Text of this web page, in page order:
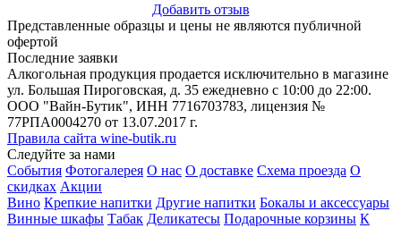
Добавить отзыв
Представленные образцы и цены не являются публичной
офертой
Последние заявки
Алкогольная продукция продается исключительно в магазине
ул. Большая Пироговская, д. 35 ежедневно с 10:00 до 22:00.
ООО "Вайн-Бутик", ИНН 7716703783, лицензия №
77РПА0004270 от 13.07.2017 г.
Правила сайта wine-butik.ru
Следуйте за нами
События Фотогалерея О нас О доставке Схема проезда О
скидках Акции
Вино Крепкие напитки Другие напитки Бокалы и аксессуары
Винные шкафы Табак Деликатесы Подарочные корзины К